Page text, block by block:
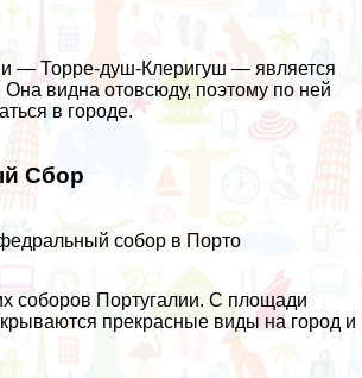
— Торре-душ-Клеригуш — является
видна отовсюду, поэтому по ней
в городе.
Сбор
собор в Порто
соборов Португалии. С площади
прекрасные виды на город и